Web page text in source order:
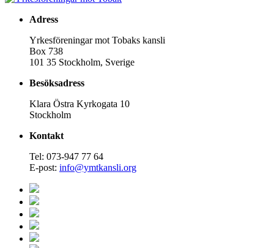
Adress
Yrkesföreningar mot Tobaks kansli
Box 738
101 35 Stockholm, Sverige
Besöksadress
Klara Östra Kyrkogata 10
Stockholm
Kontakt
Tel: 073-947 77 64
E-post: info@ymtkansli.org